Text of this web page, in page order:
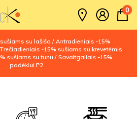
0
su lašiša / Antradieniais -15%
-15% sušiams su krevetėmis
sušiams su tunu / Savaitgaliais -15%
padėklui P2